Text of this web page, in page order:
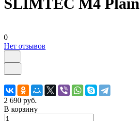
SLIMTEC M4 Plain
0
Нет отзывов
2 690 руб.
В корзину